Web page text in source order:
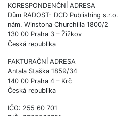
KORESPONDENČNÍ ADRESA
Dům RADOST- DCD Publishing s.r.o.
nám. Winstona Churchilla 1800/2
130 00 Praha 3 – Žižkov
Česká republika
FAKTURAČNÍ ADRESA
Antala Staška 1859/34
140 00 Praha 4 – Krč
Česká republika
IČO: 255 60 701